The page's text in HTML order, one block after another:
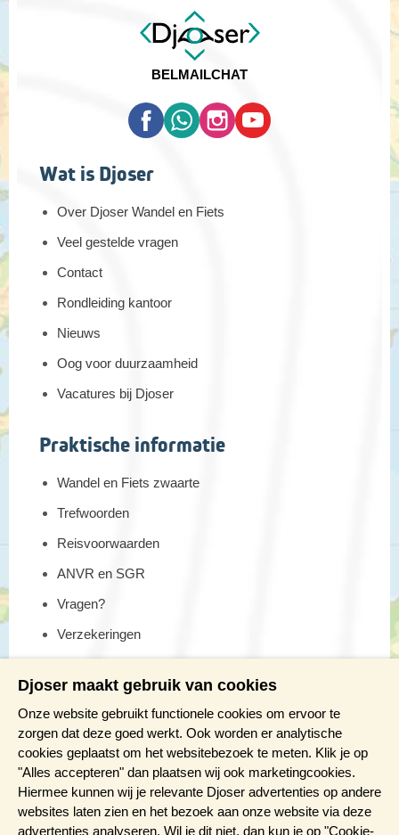
BELMAILCHAT
Wat is Djoser
Over Djoser Wandel en Fiets
Veel gestelde vragen
Contact
Rondleiding kantoor
Nieuws
Oog voor duurzaamheid
Vacatures bij Djoser
Praktische informatie
Wandel en Fiets zwaarte
Trefwoorden
Reisvoorwaarden
ANVR en SGR
Vragen?
Verzekeringen
Meer weten?
Brochure aanvragen
Presentaties en Infodagen
Aanmelden nieuwsbrief
Djoser maakt gebruik van cookies
Onze website gebruikt functionele cookies om ervoor te
zorgen dat deze goed werkt. Ook worden er analytische
cookies geplaatst om het websitebezoek te meten. Klik je op
"Alles accepteren" dan plaatsen wij ook marketingcookies.
Hiermee kunnen wij je relevante Djoser advertenties op andere
websites laten zien en het bezoek aan onze website via deze
advertenties analyseren. Wil je dit niet, dan kun je op "Cookie-